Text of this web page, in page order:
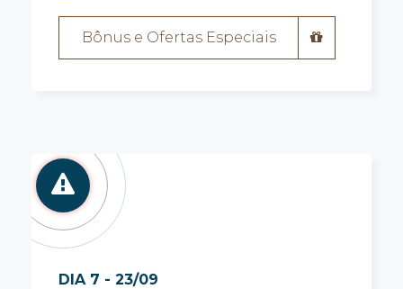
Bônus e Ofertas Especiais
DIA 7 - 23/09